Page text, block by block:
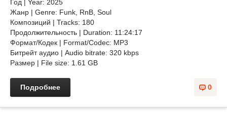
Год | Year: 2025
Жанр | Genre: Funk, RnB, Soul
Композиций | Tracks: 180
Продолжительность | Duration: 11:24:17
Формат/Кодек | Format/Codec: MP3
Битрейт аудио | Audio bitrate: 320 kbps
Размер | File size: 1.61 GB
0
Подробнее